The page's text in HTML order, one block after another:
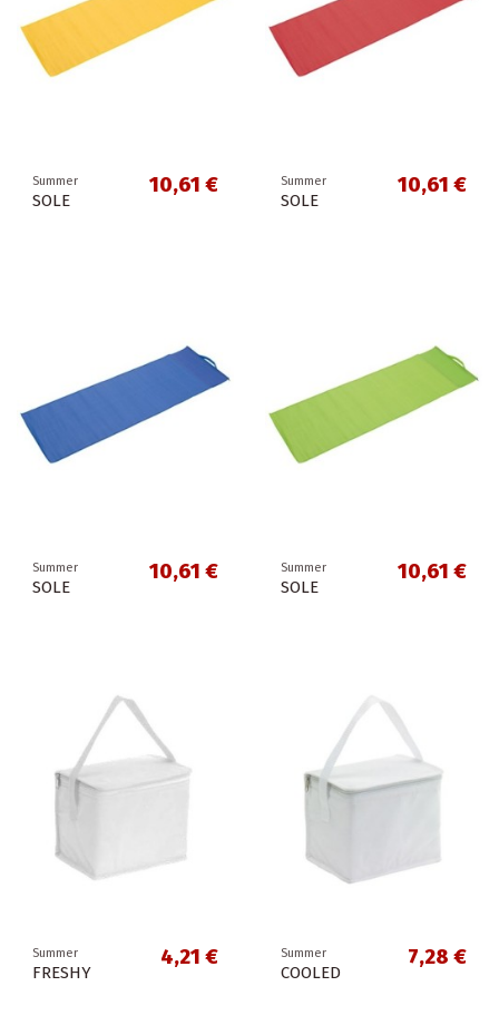
Summer
SOLE
10,61 € Summer
SOLE
10,61 €
Summer
SOLE
10,61 € Summer
SOLE
10,61 €
Summer
FRESHY
4,21 € Summer
COOLED
7,28 €